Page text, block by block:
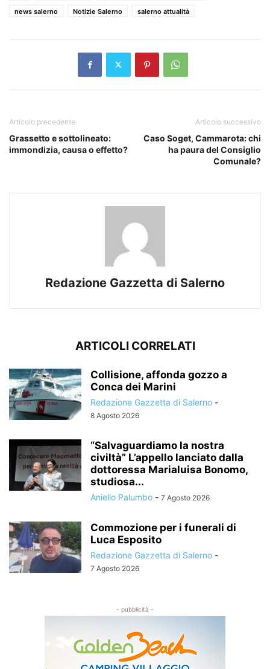
news salerno
Notizie Salerno salerno attualità
Articolo precedente
Grassetto e sottolineato:
immondizia, causa o effetto?
Articolo successivo
Caso Soget, Cammarota: chi
ha paura del Consiglio
Comunale?
Redazione Gazzetta di Salerno
ARTICOLI CORRELATI
Collisione, affonda gozzo a
Conca dei Marini
Redazione Gazzetta di Salerno -
8 Agosto 2026
“Salvaguardiamo la nostra
civiltà” L’appello lanciato dalla
dottoressa Marialuisa Bonomo,
studiosa...
Aniello Palumbo - 7 Agosto 2026
Commozione per i funerali di
Luca Esposito
Redazione Gazzetta di Salerno -
7 Agosto 2026
- pubblicità -